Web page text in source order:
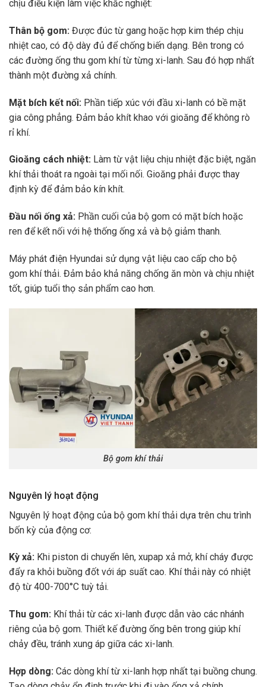
chịu điều kiện làm việc khắc nghiệt:
Thân bộ gom: Được đúc từ gang hoặc hợp kim thép chịu
nhiệt cao, có độ dày đủ để chống biến dạng. Bên trong có
các đường ống thu gom khí từ từng xi-lanh. Sau đó hợp nhất
thành một đường xả chính.
Mặt bích kết nối: Phần tiếp xúc với đầu xi-lanh có bề mặt
gia công phẳng. Đảm bảo khít khao với gioăng để không rò
rỉ khí.
Gioăng cách nhiệt: Làm từ vật liệu chịu nhiệt đặc biệt, ngăn
khí thải thoát ra ngoài tại mối nối. Gioăng phải được thay
định kỳ để đảm bảo kín khít.
Đầu nối ống xả: Phần cuối của bộ gom có mặt bích hoặc
ren để kết nối với hệ thống ống xả và bộ giảm thanh.
Máy phát điện Hyundai sử dụng vật liệu cao cấp cho bộ
gom khí thải. Đảm bảo khả năng chống ăn mòn và chịu nhiệt
tốt, giúp tuổi thọ sản phẩm cao hơn.
Bộ gom khí thải
Nguyên lý hoạt động
Nguyên lý hoạt động của bộ gom khí thải dựa trên chu trình
bốn kỳ của động cơ:
Kỳ xả: Khi piston di chuyển lên, xupap xả mở, khí cháy được
đẩy ra khỏi buồng đốt với áp suất cao. Khí thải này có nhiệt
độ từ 400-700°C tuỳ tải.
Thu gom: Khí thải từ các xi-lanh được dẫn vào các nhánh
riêng của bộ gom. Thiết kế đường ống bên trong giúp khí
chảy đều, tránh xung áp giữa các xi-lanh.
Hợp dòng: Các dòng khí từ xi-lanh hợp nhất tại buồng chung.